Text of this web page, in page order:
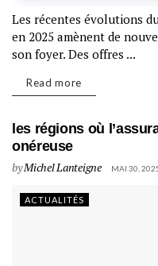
Les récentes évolutions
en 2025 amènent de
son foyer. Des offres ...
Read more
les régions où
onéreuse
byMichel Lanteigne MAI 30,
ACTUALITÉS